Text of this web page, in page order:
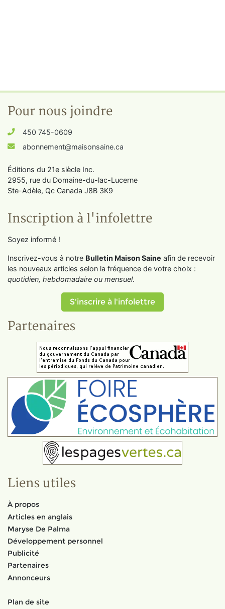
Pour nous joindre
450 745-0609
abonnement@maisonsaine.ca
Éditions du 21e siècle Inc.
2955, rue du Domaine-du-lac-Lucerne
Ste-Adèle, Qc Canada J8B 3K9
Inscription à l'infolettre
Soyez informé !
Inscrivez-vous à notre Bulletin Maison Saine afin de recevoir
les nouveaux articles selon la fréquence de votre choix :
quotidien, hebdomadaire ou mensuel.
S'inscrire à l'infolettre
Partenaires
Liens utiles
À propos
Articles en anglais
Maryse De Palma
Développement personnel
Publicité
Partenaires
Annonceurs
Plan de site